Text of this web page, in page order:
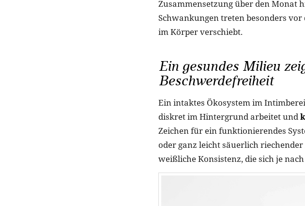
Zusammensetzung über den Monat
Schwankungen treten besonders
im Körper verschiebt.
Ein gesundes Milieu
Beschwerdefreiheit
Ein intaktes Ökosystem im
diskret im Hintergrund arbeitet und
Zeichen für ein funktionierendes
oder ganz leicht säuerlich
weißliche Konsistenz, die sich je